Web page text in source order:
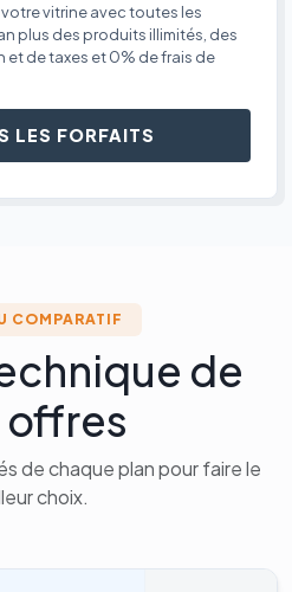
vitrine avec toutes les
plus des produits illimités, des
de taxes et 0% de frais de
LES FORFAITS
COMPARATIF
de
offres
de chaque plan pour faire le
choix.